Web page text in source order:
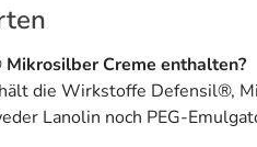
Creme enthalten?
die Wirkstoffe Defensil®,
Lanolin noch PEG-